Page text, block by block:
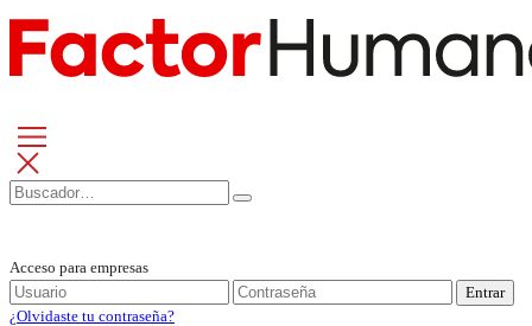
Acceso para empresas
Entrar
¿Olvidaste tu contraseña?